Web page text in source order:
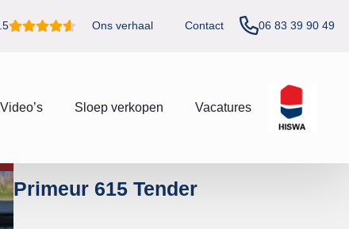
Ons verhaal Contact 06 83 39 90 49
Video’s Sloep verkopen Vacatures
Primeur 615 Tender